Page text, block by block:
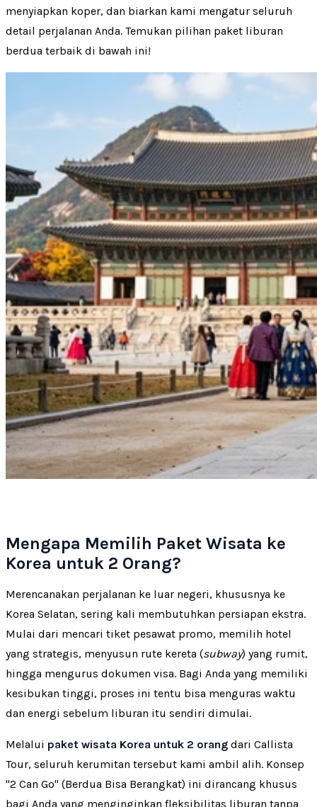
menyiapkan koper, dan biarkan kami mengatur seluruh
detail perjalanan Anda. Temukan pilihan paket liburan
berdua terbaik di bawah ini!
Mengapa Memilih Paket Wisata ke
Korea untuk 2 Orang?
Merencanakan perjalanan ke luar negeri, khususnya ke
Korea Selatan, sering kali membutuhkan persiapan ekstra.
Mulai dari mencari tiket pesawat promo, memilih hotel
yang strategis, menyusun rute kereta (subway) yang rumit,
hingga mengurus dokumen visa. Bagi Anda yang memiliki
kesibukan tinggi, proses ini tentu bisa menguras waktu
dan energi sebelum liburan itu sendiri dimulai.
Melalui paket wisata Korea untuk 2 orang dari Callista
Tour, seluruh kerumitan tersebut kami ambil alih. Konsep
"2 Can Go" (Berdua Bisa Berangkat) ini dirancang khusus
bagi Anda yang menginginkan fleksibilitas liburan tanpa